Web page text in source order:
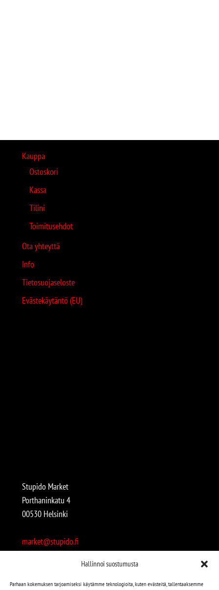
Hallinnoi suostumusta
Parhaan kokemuksen tarjoamiseksi käytämme teknologioita, kuten evästeitä, tallentaaksemme
Kauppa
Ostoskori
Kassa
Tilini
Toimitusehdot
Ota yhteyttä
Info
Tietosuojaseloste
Evästekäytäntö (EU)
Stupido Market
Porthaninkatu 4
00530 Helsinki
market@stupido.fi
Avoinna: